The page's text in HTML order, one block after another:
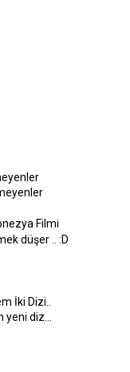
Filmi
düşer .. :D
İki Dizi..
yeni diz...